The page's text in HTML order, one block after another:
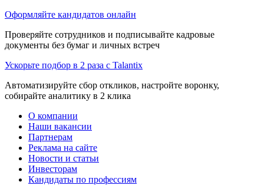
Оформляйте кандидатов онлайн
Проверяйте сотрудников и подписывайте кадровые
документы без бумаг и личных встреч
Ускорьте подбор в 2 раза с Talantix
Автоматизируйте сбор откликов, настройте воронку,
собирайте аналитику в 2 клика
О компании
Наши вакансии
Партнерам
Реклама на сайте
Новости и статьи
Инвесторам
Кандидаты по профессиям